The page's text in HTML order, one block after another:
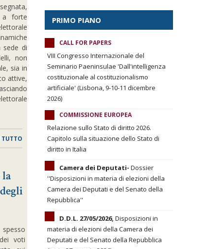
a forte
sede di
non
sia in
attive,
TUTTO
la
voti
PRIMO PIANO
CALL FOR PAPERS
VIII Congresso Internazionale del
Seminario Paeninsulae 'Dall'intelligenza
costituzionale al costituzionalismo
artificiale' (Lisbona, 9-10-11 dicembre
2026)
COMMISSIONE EUROPEA
Relazione sullo Stato di diritto 2026.
Capitolo sulla situazione dello Stato di
diritto in Italia
Camera dei Deputati- Dossier
''Disposizioni in materia di elezioni della
Camera dei Deputati e del Senato della
Repubblica''
D.D.L. 27/05/2026, Disposizioni in
materia di elezioni della Camera dei
Deputati e del Senato della Repubblica